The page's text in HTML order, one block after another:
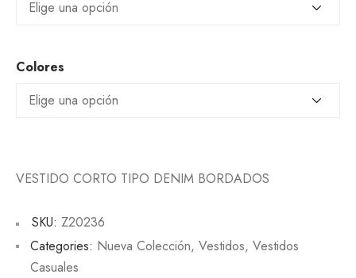
Colores
VESTIDO CORTO TIPO DENIM BORDADOS
SKU: Z20236
Categories: Nueva Colección, Vestidos, Vestidos
Casuales